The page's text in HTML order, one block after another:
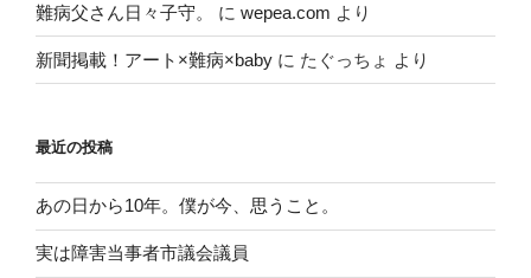
難病父さん日々子守。 に wepea.com より
新聞掲載！アート×難病×baby に たぐっちょ より
最近の投稿
あの日から10年。僕が今、思うこと。
実は障害当事者市議会議員